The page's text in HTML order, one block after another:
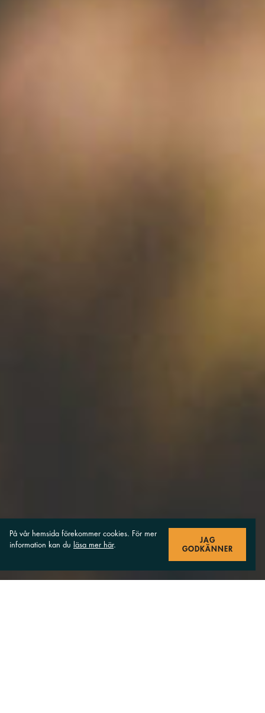
På vår hemsida förekommer cookies. För mer
information kan du
läsa mer här.
JAG
GODKÄNNER